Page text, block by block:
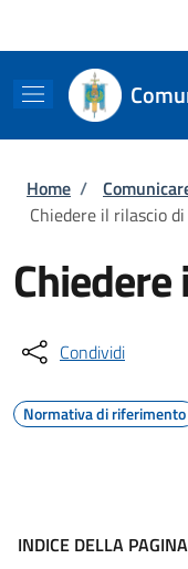
Briciole di
Home /
Chiedere il rilascio
Condividi
Normativa di riferimento
INDICE DELLA PAGINA